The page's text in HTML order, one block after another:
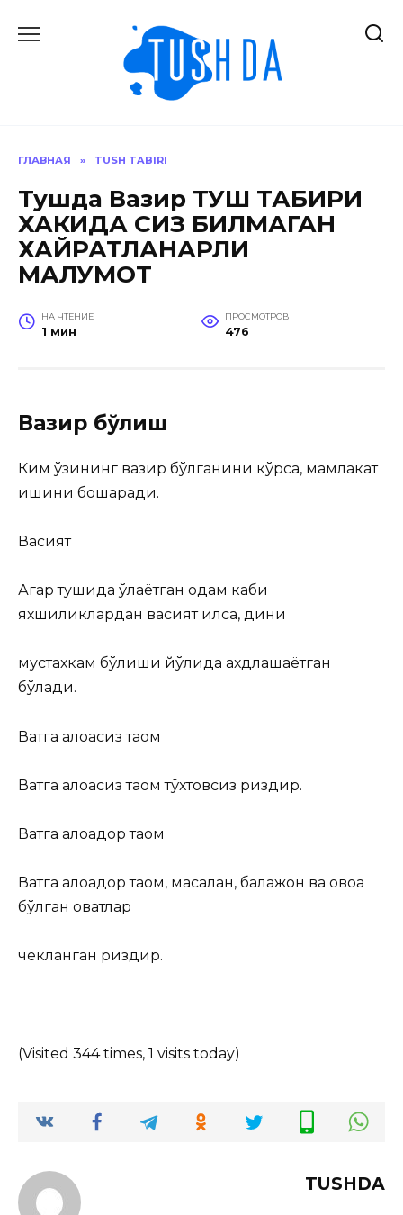
ГЛАВНАЯ » TUSH TABIRI
Тушда Вазир ТУШ ТАБИРИ
ХАКИДА СИЗ БИЛМАГАН
ХАЙРАТЛАНАРЛИ
МАЛУМОТ
НА ЧТЕНИЕ
1 мин
ПРОСМОТРОВ
476
Вазир бўлиш
Ким ўзининг вазир бўлганини кўрса, мамлакат
ишини бошқаради.
Васият
Агар тушида ўлаётган одам каби
яхшиликлардан васият қилса, дини
мустахкам бўлиши йўлида ахдлашаётган
бўлади.
Вақтга алоқасиз таом
Вақтга алоқасиз таом тўхтовсиз ризқдир.
Вақтга алоқадор таом
Вақтга алоқадор таом, масалан, бақлажон ва қовоққа
бўлган овқатлар
чекланган ризқдир.
(Visited 344 times, 1 visits today)
TUSHDA